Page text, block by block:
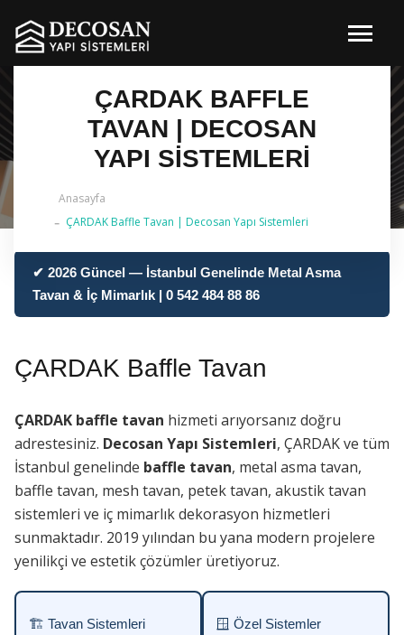
ÇARDAK BAFFLE
TAVAN | DECOSAN
YAPI SISTEMLERI
Anasayfa
ÇARDAK Baffle Tavan | Decosan Yapı Sistemleri
✔ 2026 Güncel — İstanbul Genelinde Metal Asma
Tavan & İç Mimarlık | 0 542 484 88 86
ÇARDAK Baffle Tavan
ÇARDAK baffle tavan hizmeti arıyorsanız doğru
adrestesiniz. Decosan Yapı Sistemleri, ÇARDAK ve tüm
İstanbul genelinde baffle tavan, metal asma tavan,
baffle tavan, mesh tavan, petek tavan, akustik tavan
sistemleri ve iç mimarlık dekorasyon hizmetleri
sunmaktadır. 2019 yılından bu yana modern projelere
yenilikçi ve estetik çözümler üretiyoruz.
🏗 Tavan Sistemleri 🪟 Özel Sistemler